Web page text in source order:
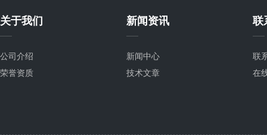
关于我们
公司介绍
荣誉资质
新闻资讯
新闻中心
技术文章
联
联
在